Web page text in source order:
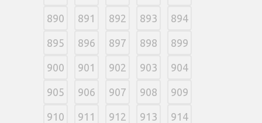
890 891 892 893 894
895 896 897 898 899
900 901 902 903 904
905 906 907 908 909
910 911 912 913 914